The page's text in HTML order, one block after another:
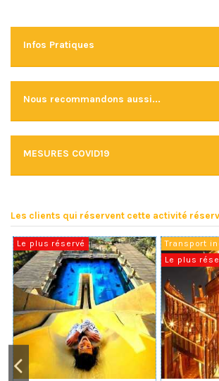
Infos Pratiques
Nous recommandons aussi...
MESURES COVID19
Les clients qui réservent cette activité
Le plus réservé
Transport
Le plus